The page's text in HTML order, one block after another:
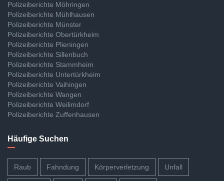
Polizeiberichte Möhringen
Polizeiberichte Mühlhausen
Polizeiberichte Münster
Polizeiberichte Obertürkheim
Polizeiberichte Plieningen
Polizeiberichte Sillenbuch
Polizeiberichte Stammheim
Polizeiberichte Untertürkheim
Polizeiberichte Vaihingen
Polizeiberichte Wangen
Polizeiberichte Weilimdorf
Polizeiberichte Zuffenhausen
Häufige Suchen
Raub Fahndung Körperverletzung Unfall